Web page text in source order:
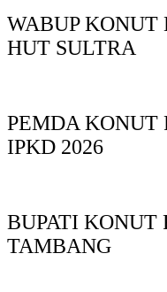
WABUP KONUT
HUT SULTRA
PEMDA KONUT
IPKD 2026
BUPATI KONUT
TAMBANG